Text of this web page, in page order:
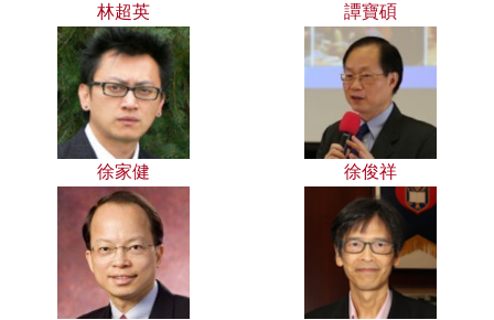
林超英 譚寶碩
徐家健 徐俊祥